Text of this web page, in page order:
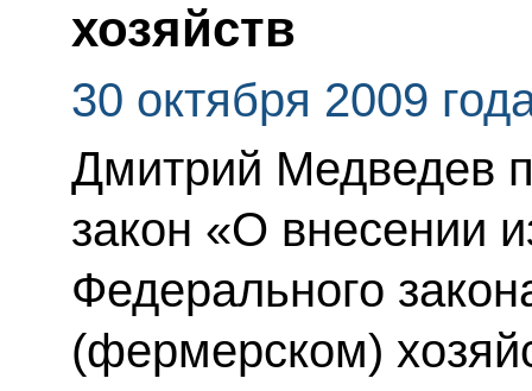
хозяйств
30 октября 2009
Дмитрий Медведев
закон «О внесении
Федерального
(фермерском)